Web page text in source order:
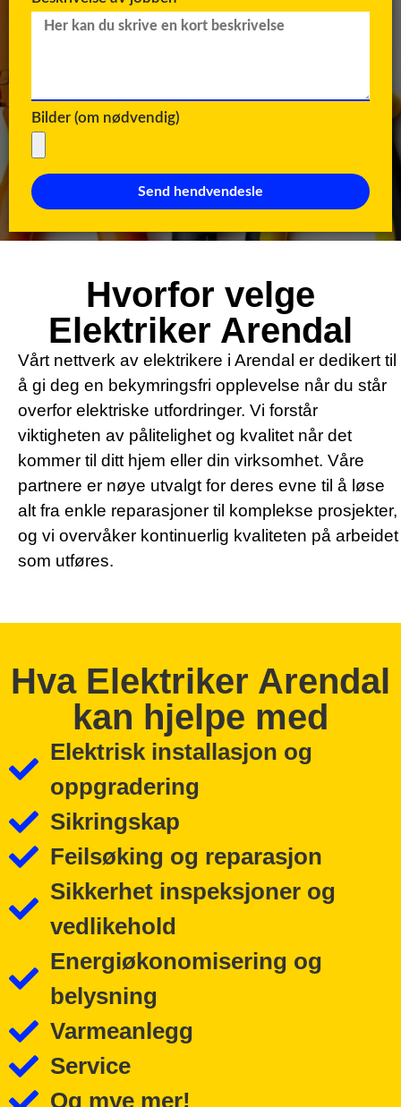
Bilder (om nødvendig)
Send hendvendesle
Hvorfor velge
Elektriker Arendal
Vårt nettverk av elektrikere i Arendal er dedikert til
å gi deg en bekymringsfri opplevelse når du står
overfor elektriske utfordringer. Vi forstår
viktigheten av pålitelighet og kvalitet når det
kommer til ditt hjem eller din virksomhet. Våre
partnere er nøye utvalgt for deres evne til å løse
alt fra enkle reparasjoner til komplekse prosjekter,
og vi overvåker kontinuerlig kvaliteten på arbeidet
som utføres.
Hva Elektriker Arendal
kan hjelpe med
Elektrisk installasjon og
oppgradering
Sikringskap
Feilsøking og reparasjon
Sikkerhet inspeksjoner og
vedlikehold
Energiøkonomisering og
belysning
Varmeanlegg
Service
Og mye mer!